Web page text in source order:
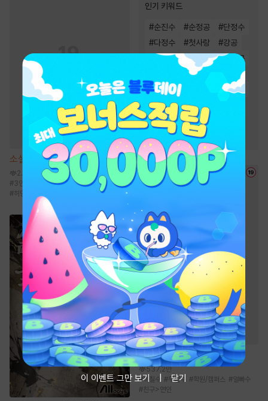
소설 주말의 파트너 [단행본]
2.4만
#3인칭시점 #순정공 #원나잇 #신분차이
#허당수
인기 키워드
#순진수 #순정공 #단정수
#다정수 #첫사랑 #강공
연하공 #집착공 #능욕공
3인칭시점
#능글공 #달달물
#일상물 #오해/착각
#절륜공 #다정공
#사랑꾼공 #상처수
웹툰 열여덟의 침대
537.2만
#까칠수 #무심수 #학원/캠퍼스 #얼빠수
#친구>연인
이 이벤트 그만 보기 닫기